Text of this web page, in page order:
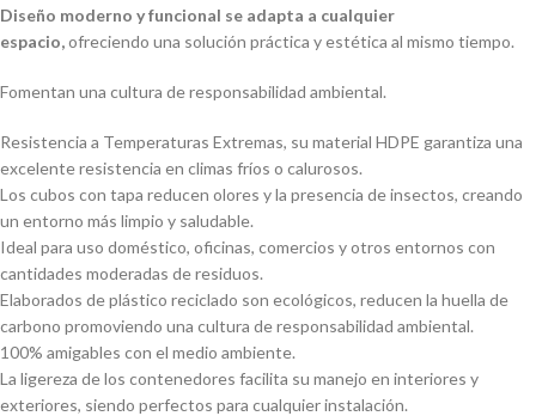
Diseño moderno y funcional se adapta a cualquier
espacio,ofreciendo una solución práctica y estética al mismo tiempo.
Fomentan una cultura de responsabilidad ambiental.
Resistencia a Temperaturas Extremas, su material HDPE garantiza una
excelente resistencia en climas fríos o calurosos.
Los cubos con tapa reducen olores y la presencia de insectos, creando
un entorno más limpio y saludable.
Ideal para uso doméstico, oficinas, comercios y otros entornos con
cantidades moderadas de residuos.
Elaborados de plástico reciclado son ecológicos, reducen la huella de
carbono promoviendo una cultura de responsabilidad ambiental.
100% amigables con el medio ambiente.
La ligereza de los contenedores facilita su manejo en interiores y
exteriores, siendo perfectos para cualquier instalación.